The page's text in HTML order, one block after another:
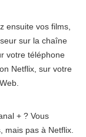
ensuite vos films,
sur la chaîne
votre téléphone
Netflix, sur votre
+ ? Vous
mais pas à Netflix.